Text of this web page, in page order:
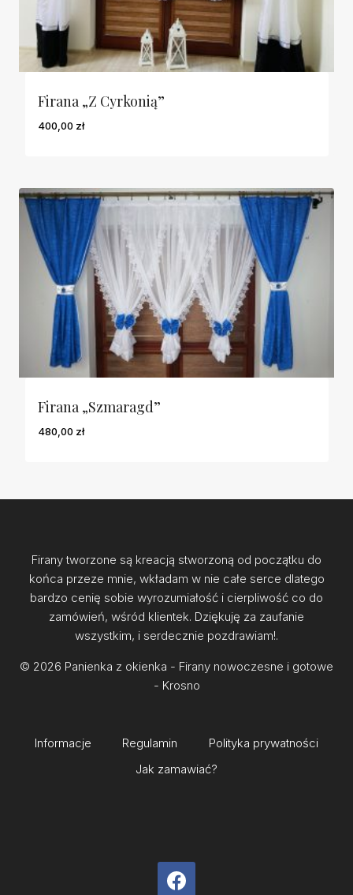
Firana „Z Cyrkonią”
400,00 zł
Firana „Szmaragd”
480,00 zł
Firany tworzone są kreacją stworzoną od początku do
końca przeze mnie, wkładam w nie całe serce dlatego
bardzo cenię sobie wyrozumiałość i cierpliwość co do
zamówień, wśród klientek. Dziękuję za zaufanie
wszystkim, i serdecznie pozdrawiam!.
© 2026 Panienka z okienka - Firany nowoczesne i gotowe
- Krosno
Informacje Regulamin
Polityka prywatności
Jak zamawiać?